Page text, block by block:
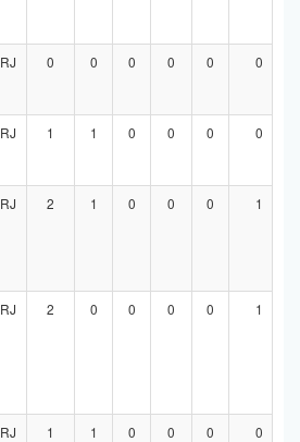
RJ 0 0 0 0 0 0
RJ 1 1 0 0 0 0
RJ 2 1 0 0 0 1
RJ 2 0 0 0 0 1
RJ 1 1 0 0 0 0